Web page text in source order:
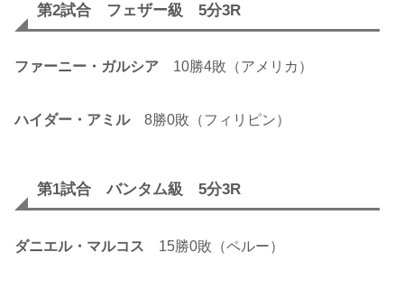
第2試合 フェザー級 5分3R
ファーニー・ガルシア 10勝4敗（アメリカ）
ハイダー・アミル8勝0敗（フィリピン）
第1試合 バンタム級 5分3R
ダニエル・マルコス 15勝0敗（ペルー）